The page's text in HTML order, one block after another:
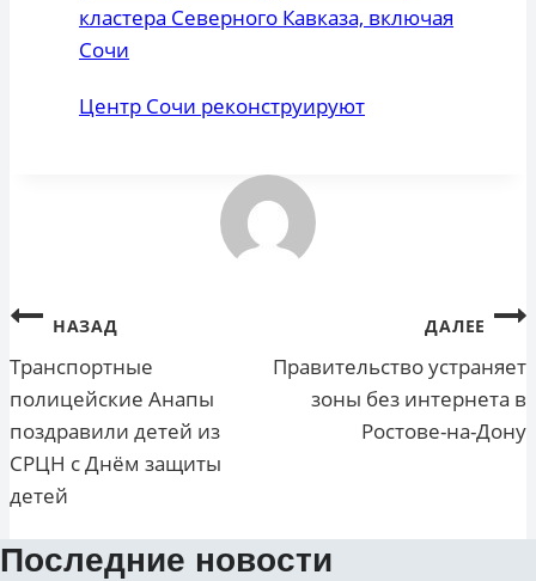
кластера Северного Кавказа, включая
Сочи
Центр Сочи реконструируют
Навигация
по
записям
НАЗАД
Транспортные
полицейские Анапы
поздравили детей из
СРЦН с Днём защиты
детей
ДАЛЕЕ
Правительство устраняет
зоны без интернета в
Ростове-на-Дону
Последние новости